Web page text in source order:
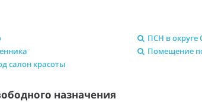
ПСН в округе
Помещение
салон красоты
назначения